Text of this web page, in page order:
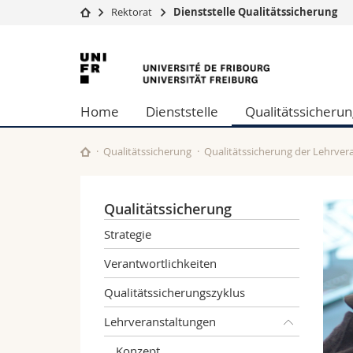
Universität
Studium
Forschung
Universität
Weiterbildung
Wirtschafts-
Philosophische
Fak. für
Math.-Nat. und
Rektorat Dienststelle Qualitätssicherung
Universität
Freiburg
Home Dienststelle
Qualitätssicherung Qualitätssicherung der
Qualitätssicherung
Strategie
Verantwortlichkeiten
Qualitätssicherungszyklus
Lehrveranstaltungen